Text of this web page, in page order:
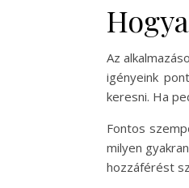
Az
igényeink
keresni. Ha
Fontos
milyen
hozzáférést